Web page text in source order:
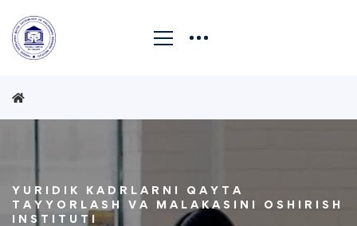
YURIDIK KADRLARNI QAYTA
TAYYORLASH VA MALAKASINI OSHIRISH
INSTITUTI